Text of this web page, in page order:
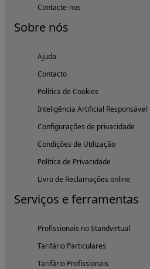
Contacte-nos
Sobre nós
Ajuda
Contacto
Política de Cookies
Inteligência Artificial Responsável
Configurações de privacidade
Condições de Utilização
Política de Privacidade
Livro de Reclamações online
Serviços e ferramentas
Profissionais no Standvirtual
Tarifário Particulares
Tarifário Profissionais